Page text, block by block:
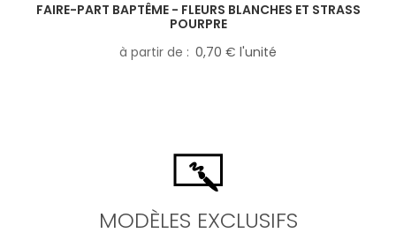
FAIRE-PART BAPTÊME - FLEURS BLANCHES ET STRASS
POURPRE
à partir de
0,70 € l'unité
MODÈLES EXCLUSIFS